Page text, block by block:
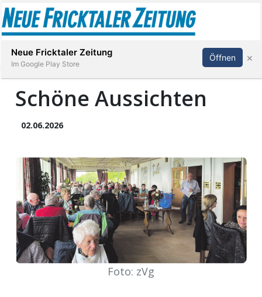
Stellen
E-
Paper
App
Abonnieren Anmelden
Schöne Aussichten
02.06.2026
Foto: zVg
Neue Fricktaler Zeitung
Im Google Play Store
Öffnen ×